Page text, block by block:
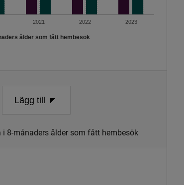
ålder som fått hembesök
2021 2022 2023
Lägg till
i 8-månaders ålder som fått hembesök